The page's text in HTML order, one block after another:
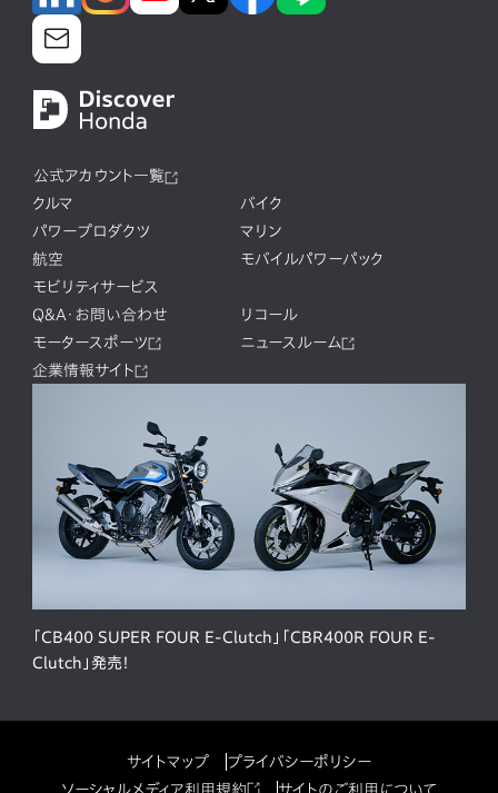
公式アカウント一覧
クルマ
バイク
パワープロダクツ
マリン
航空
モバイルパワーパック
モビリティサービス
Q&A・お問い合わせ
リコール
モータースポーツ
ニュースルーム
企業情報サイト
「CB400 SUPER FOUR E-Clutch」「CBR400R FOUR E-
Clutch」発売！
サイトマップ
プライバシーポリシー